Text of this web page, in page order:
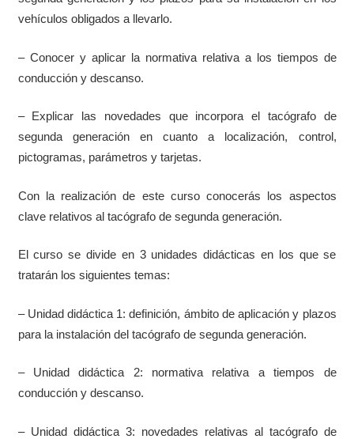
vehículos obligados a llevarlo.
– Conocer y aplicar la normativa relativa a los tiempos de
conducción y descanso.
– Explicar las novedades que incorpora el tacógrafo de
segunda generación en cuanto a localización, control,
pictogramas, parámetros y tarjetas.
Con la realización de este curso conocerás los aspectos
clave relativos al tacógrafo de segunda generación.
El curso se divide en 3 unidades didácticas en los que se
tratarán los siguientes temas:
– Unidad didáctica 1: definición, ámbito de aplicación y plazos
para la instalación del tacógrafo de segunda generación.
– Unidad didáctica 2: normativa relativa a tiempos de
conducción y descanso.
– Unidad didáctica 3: novedades relativas al tacógrafo de